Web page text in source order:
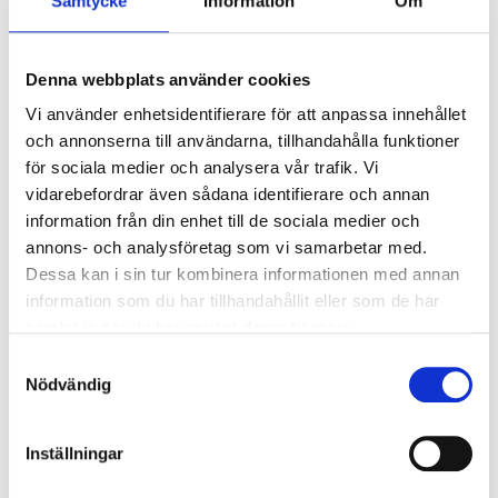
Denna webbplats använder cookies
Vi använder enhetsidentifierare för att anpassa innehållet
och annonserna till användarna, tillhandahålla funktioner
för sociala medier och analysera vår trafik. Vi
vidarebefordrar även sådana identifierare och annan
information från din enhet till de sociala medier och
annons- och analysföretag som vi samarbetar med.
Dessa kan i sin tur kombinera informationen med annan
information som du har tillhandahållit eller som de har
Nödvändig
Inställningar
Relaterade artiklar
Oavsett var du vandrar är det viktigt att du klär dig rätt,